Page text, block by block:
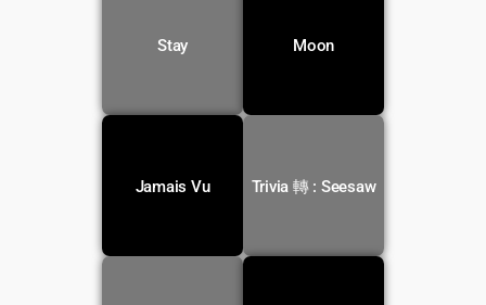
Stay
Voir la
traduction
Moon
Voir la
traduction
Jamais Vu
Voir la
traduction
Trivia 轉 : Seesaw
Voir la
traduction